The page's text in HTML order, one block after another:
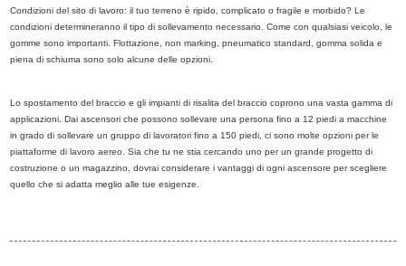
Condizioni del sito di lavoro: il tuo terreno è ripido, complicato o fragile e morbido? Le
condizioni determineranno il tipo di sollevamento necessario. Come con qualsiasi veicolo, le
gomme sono importanti. Flottazione, non marking, pneumatico standard, gomma solida e
piena di schiuma sono solo alcune delle opzioni.
Lo spostamento del braccio e gli impianti di risalita del braccio coprono una vasta gamma di
applicazioni. Dai ascensori che possono sollevare una persona fino a 12 piedi a macchine
in grado di sollevare un gruppo di lavoratori fino a 150 piedi, ci sono molte opzioni per le
piattaforme di lavoro aereo. Sia che tu ne stia cercando uno per un grande progetto di
costruzione o un magazzino, dovrai considerare i vantaggi di ogni ascensore per scegliere
quello che si adatta meglio alle tue esigenze.